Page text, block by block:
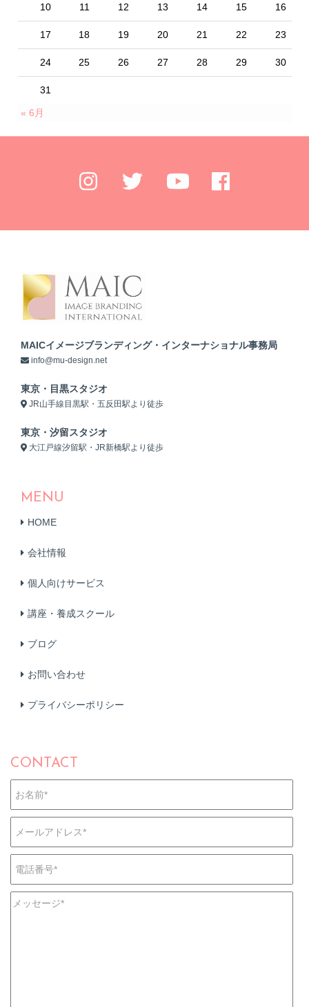
10 11 12 13 14 15 16
17 18 19 20 21 22 23
24 25 26 27 28 29 30
31
« 6月
MAICイメージブランディング・インターナショナル事務局
info@mu-design.net
東京・目黒スタジオ
JR山手線目黒駅・五反田駅より徒歩
東京・汐留スタジオ
大江戸線汐留駅・JR新橋駅より徒歩
MENU
HOME
会社情報
個人向けサービス
講座・養成スクール
ブログ
お問い合わせ
プライバシーポリシー
CONTACT